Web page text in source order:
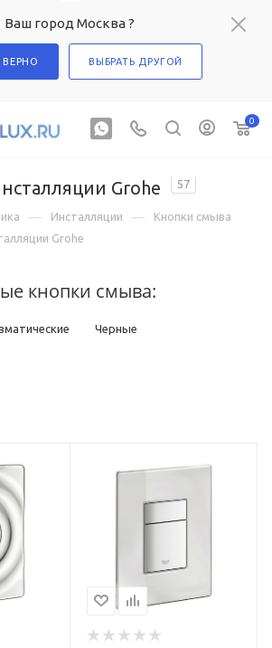
Ваш город Москва ?
ВЕРНО ВЫБРАТЬ ДРУГОЙ
0
Grohe 57
— Инсталляции — Кнопки смыва
Grohe
кнопки смыва:
Черные